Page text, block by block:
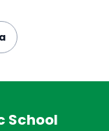
School